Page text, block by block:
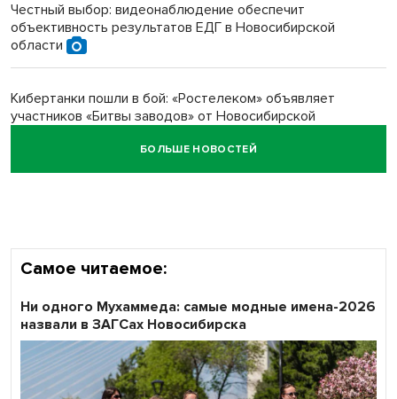
Обновлённое отделение ВТБ открылось в Искитиме
Честный выбор: видеонаблюдение обеспечит
объективность результатов ЕДГ в Новосибирской
области
Кибертанки пошли в бой: «Ростелеком» объявляет
участников «Битвы заводов» от Новосибирской
БОЛЬШЕ НОВОСТЕЙ
Самое читаемое:
Ни одного Мухаммеда: самые модные имена-2026
назвали в ЗАГСах Новосибирска